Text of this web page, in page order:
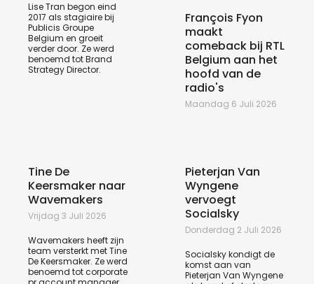
Lise Tran begon eind
2017 als stagiaire bij
Publicis Groupe
Belgium en groeit
verder door. Ze werd
benoemd tot Brand
Strategy Director.
François Fyon
maakt
comeback bij RTL
Belgium aan het
hoofd van de
radio's
Maandag 6 Juli 2026
Tine De
Keersmaker naar
Wavemakers
Vrijdag 3 Juli 2026
Wavemakers heeft zijn
team versterkt met Tine
De Keersmaker. Ze werd
benoemd tot corporate
Pieterjan Van
Wyngene
vervoegt
Socialsky
Donderdag 2 Juli 2026
Socialsky kondigt de
komst aan van
Pieterjan Van Wyngene